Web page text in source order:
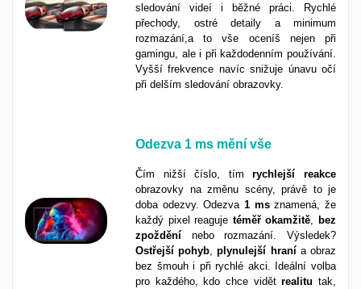
sledování videí i běžné práci. Rychlé
přechody, ostré detaily a minimum
rozmazání,a to vše oceníš nejen při
gamingu, ale i při každodenním používání.
Vyšší frekvence navíc snižuje únavu očí
při delším sledování obrazovky.
Odezva 1 ms mění vše
Čím nižší číslo, tímrychlejší
reakce
obrazovky na změnu scény, právě to je
doba odezvy. Odezva 1 msznamená, že
každý pixel reaguje téměř okamžitě ,bez
zpoždění nebo rozmazání. Výsledek?
Ostřejší pohyb ,plynulejší hranía obraz
bez šmouh i při rychlé akci. Ideální volba
pro každého, kdo chce vidětrealitu tak,